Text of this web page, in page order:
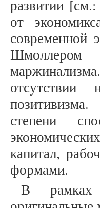
развитии
от
современной
Шмоллером
отсутствии
степени
капитал,
формами.
В рамках